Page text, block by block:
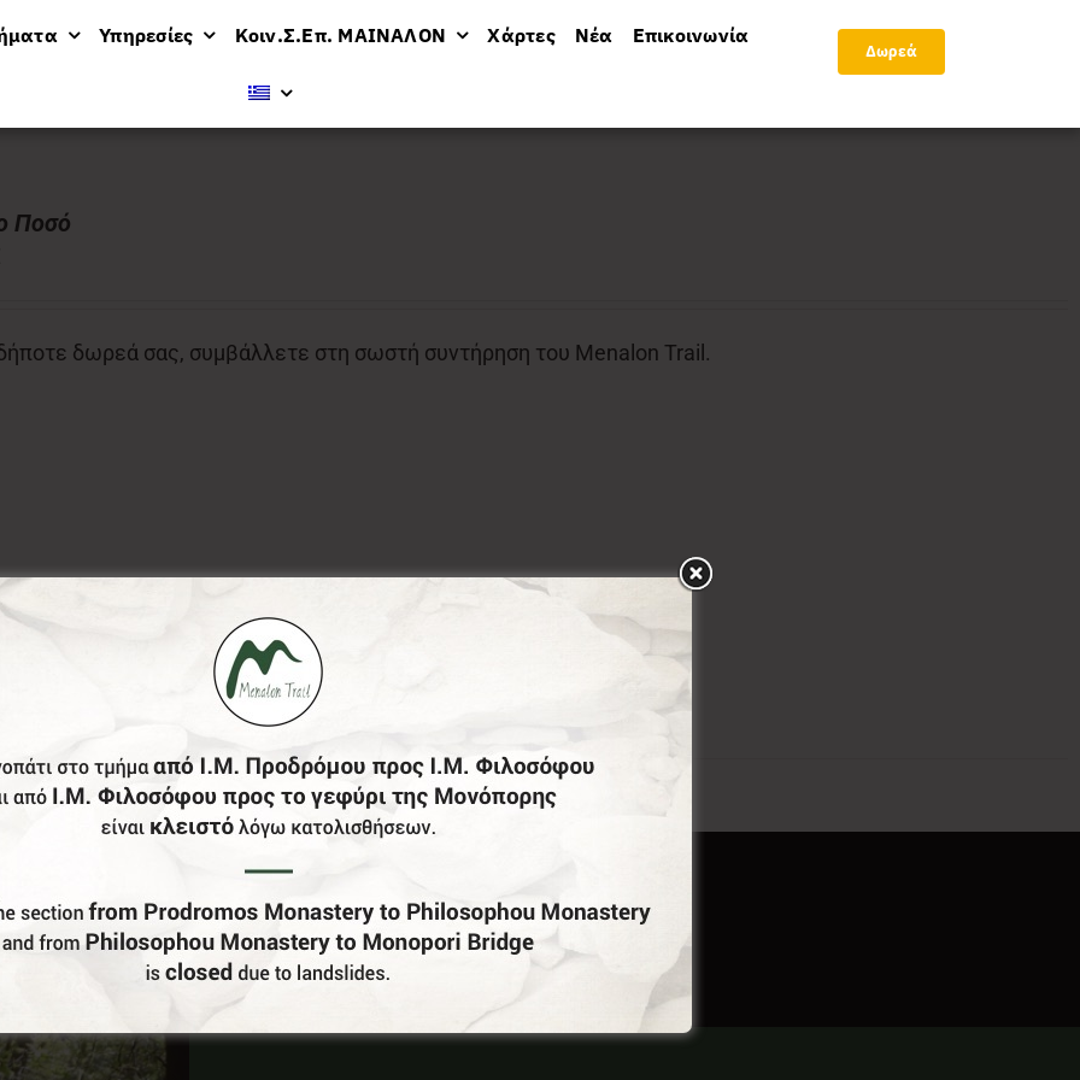
Υπηρεσίες Κοιν.Σ.Επ. ΜΑΙΝΑΛΟΝ Χάρτες Νέα Επικοινωνία
Δωρεά
Ποσό
δωρεά σας, συμβάλλετε στη σωστή συντήρηση του Menalon Trail.
Έχεις Επιχείρηση Στο Δήμο Γορτυνίας;
Γίνε Συνεργάτης Μας